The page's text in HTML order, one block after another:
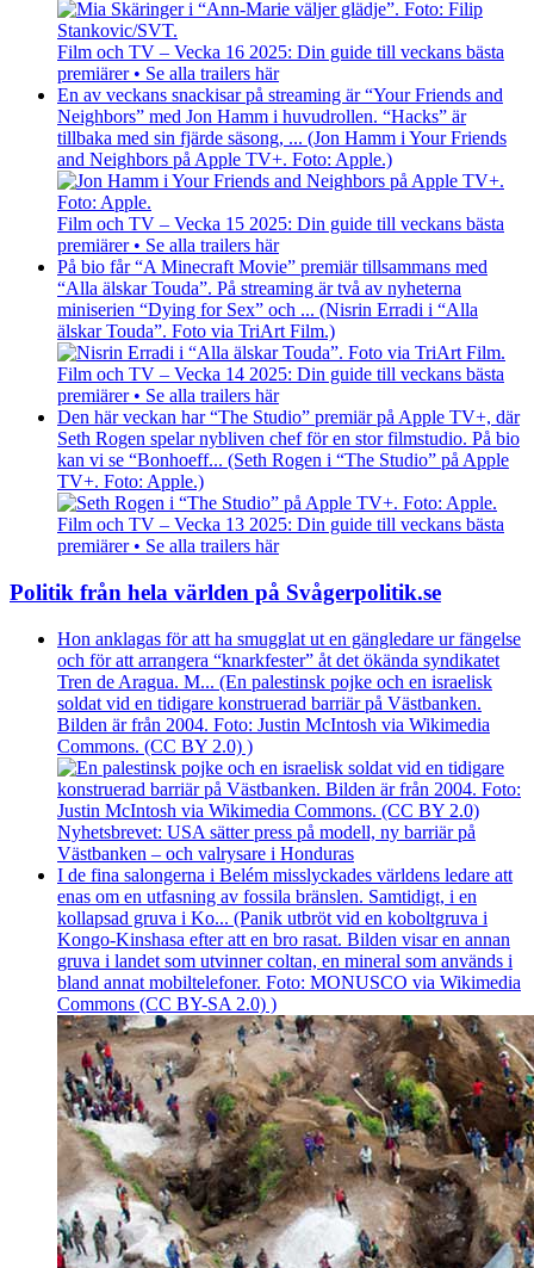
Film och TV – Vecka 16 2025: Din guide till veckans bästa
premiärer • Se alla trailers här
En av veckans snackisar på streaming är “Your Friends and
Neighbors” med Jon Hamm i huvudrollen. “Hacks” är
tillbaka med sin fjärde säsong, ... (Jon Hamm i Your Friends
and Neighbors på Apple TV+. Foto: Apple.)
Film och TV – Vecka 15 2025: Din guide till veckans bästa
premiärer • Se alla trailers här
På bio får “A Minecraft Movie” premiär tillsammans med
“Alla älskar Touda”. På streaming är två av nyheterna
miniserien “Dying for Sex” och ... (Nisrin Erradi i “Alla
älskar Touda”. Foto via TriArt Film.)
Film och TV – Vecka 14 2025: Din guide till veckans bästa
premiärer • Se alla trailers här
Den här veckan har “The Studio” premiär på Apple TV+, där
Seth Rogen spelar nybliven chef för en stor filmstudio. På bio
kan vi se “Bonhoeff... (Seth Rogen i “The Studio” på Apple
TV+. Foto: Apple.)
Film och TV – Vecka 13 2025: Din guide till veckans bästa
premiärer • Se alla trailers här
Politik från hela världen på Svågerpolitik.se
Hon anklagas för att ha smugglat ut en gängledare ur fängelse
och för att arrangera “knarkfester” åt det ökända syndikatet
Tren de Aragua. M... (En palestinsk pojke och en israelisk
soldat vid en tidigare konstruerad barriär på Västbanken.
Bilden är från 2004. Foto: Justin McIntosh via Wikimedia
Commons. (CC BY 2.0) )
Nyhetsbrevet: USA sätter press på modell, ny barriär på
Västbanken – och valrysare i Honduras
I de fina salongerna i Belém misslyckades världens ledare att
enas om en utfasning av fossila bränslen. Samtidigt, i en
kollapsad gruva i Ko... (Panik utbröt vid en koboltgruva i
Kongo-Kinshasa efter att en bro rasat. Bilden visar en annan
gruva i landet som utvinner coltan, en mineral som används i
bland annat mobiltelefoner. Foto: MONUSCO via Wikimedia
Commons (CC BY-SA 2.0) )